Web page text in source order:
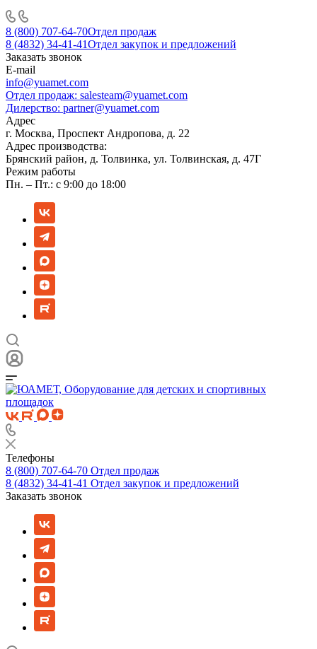
8 (800) 707-64-70Отдел продаж
8 (4832) 34-41-41Отдел закупок и предложений
Заказать звонок
E-mail
info@yuamet.com
Отдел продаж: salesteam@yuamet.com
Дилерство: partner@yuamet.com
Адрес
г. Москва, Проспект Андропова, д. 22
Адрес производства:
Брянский район, д. Толвинка, ул. Толвинская, д. 47Г
Режим работы
Пн. – Пт.: с 9:00 до 18:00
Телефоны
8 (800) 707-64-70 Отдел продаж
8 (4832) 34-41-41 Отдел закупок и предложений
Заказать звонок